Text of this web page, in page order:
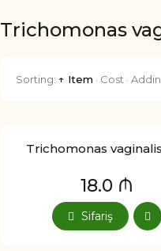
Trichomonas
Sorting:↑ Item · Cost ·
Trichomonas
18.0 ₼
Sifariş